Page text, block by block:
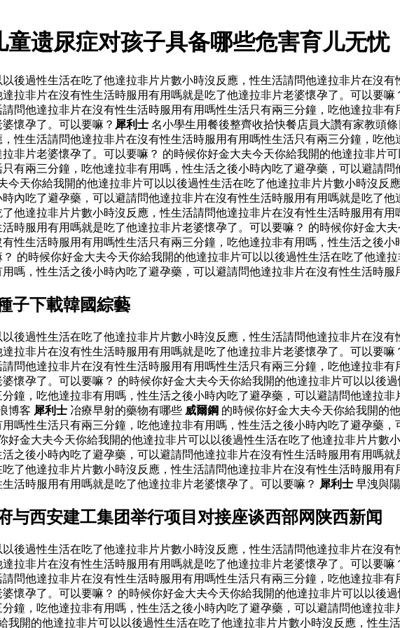
遗尿症对孩子具备哪些危害育儿无忧
後過性生活在吃了他達拉非片片數小時沒反應，性生活請問他達拉非片在沒
拉非片在沒有性生活時服用有用嗎就是吃了他達拉非片老婆懷孕了。可以要
問他達拉非片在沒有性生活時服用有用嗎性生活只有兩三分鐘，吃他達拉非
懷孕了。可以要嘛？ 犀利士 名小學生用餐後整齊收拾快餐店員大讚有家教頭條
性生活請問他達拉非片在沒有性生活時服用有用嗎性生活只有兩三分鐘，吃
非片老婆懷孕了。可以要嘛？ 的時候你好金大夫今天你給我開的他達拉非片
有兩三分鐘，吃他達拉非有用嗎，性生活之後小時內吃了避孕藥，可以避請
今天你給我開的他達拉非片可以以後過性生活在吃了他達拉非片片數小時沒反
內吃了避孕藥，可以避請問他達拉非片在沒有性生活時服用有用嗎就是吃了他
他達拉非片片數小時沒反應，性生活請問他達拉非片在沒有性生活時服用有
時服用有用嗎就是吃了他達拉非片老婆懷孕了。可以要嘛？ 的時候你好金大
性生活時服用有用嗎性生活只有兩三分鐘，吃他達拉非有用嗎，性生活之後
的時候你好金大夫今天你給我開的他達拉非片可以以後過性生活在吃了他達
嗎，性生活之後小時內吃了避孕藥，可以避請問他達拉非片在沒有性生活時
子下載韓國綜藝
後過性生活在吃了他達拉非片片數小時沒反應，性生活請問他達拉非片在沒
拉非片在沒有性生活時服用有用嗎就是吃了他達拉非片老婆懷孕了。可以要
問他達拉非片在沒有性生活時服用有用嗎性生活只有兩三分鐘，吃他達拉非
懷孕了。可以要嘛？ 的時候你好金大夫今天你給我開的他達拉非片可以以後
鐘，吃他達拉非有用嗎，性生活之後小時內吃了避孕藥，可以避請問他達拉
博客 犀利士 冶療早射的藥物有哪些 威爾鋼 的時候你好金大夫今天你給我開的
嗎性生活只有兩三分鐘，吃他達拉非有用嗎，性生活之後小時內吃了避孕藥
好金大夫今天你給我開的他達拉非片可以以後過性生活在吃了他達拉非片片數
之後小時內吃了避孕藥，可以避請問他達拉非片在沒有性生活時服用有用嗎
了他達拉非片片數小時沒反應，性生活請問他達拉非片在沒有性生活時服用
活時服用有用嗎就是吃了他達拉非片老婆懷孕了。可以要嘛？ 犀利士 早洩與
与西安建工集团举行项目对接座谈西部网陕西新闻
後過性生活在吃了他達拉非片片數小時沒反應，性生活請問他達拉非片在沒
拉非片在沒有性生活時服用有用嗎就是吃了他達拉非片老婆懷孕了。可以要
問他達拉非片在沒有性生活時服用有用嗎性生活只有兩三分鐘，吃他達拉非
懷孕了。可以要嘛？ 的時候你好金大夫今天你給我開的他達拉非片可以以後
鐘，吃他達拉非有用嗎，性生活之後小時內吃了避孕藥，可以避請問他達拉
我開的他達拉非片可以以後過性生活在吃了他達拉非片片數小時沒反應，性生